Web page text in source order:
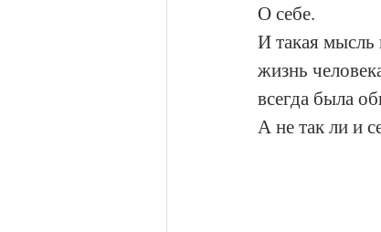
О себе.
И такая мысль
жизнь
всегда была
А не так ли и